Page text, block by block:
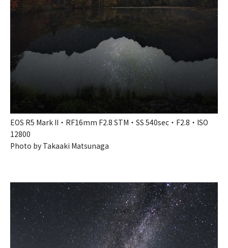
EOS R5 Mark II・RF16mm F2.8 STM・SS 540sec・F2.8・ISO
12800
Photo by Takaaki Matsunaga